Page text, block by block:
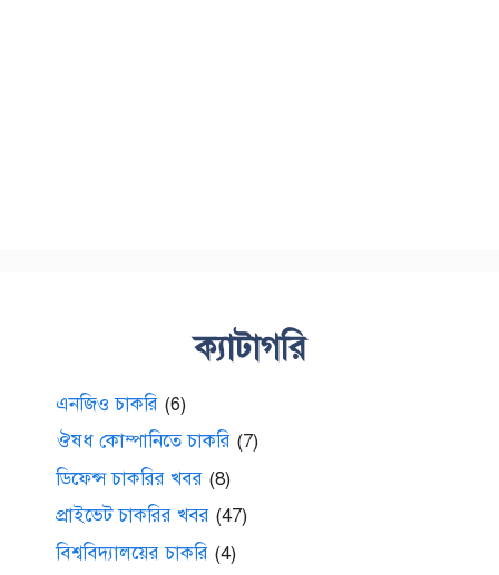
ক্যাটাগরি
এনজিও চাকরি (6)
ঔষধ কোম্পানিতে চাকরি (7)
ডিফেন্স চাকরির খবর (8)
প্রাইভেট চাকরির খবর (47)
বিশ্ববিদ্যালয়ের চাকরি (4)